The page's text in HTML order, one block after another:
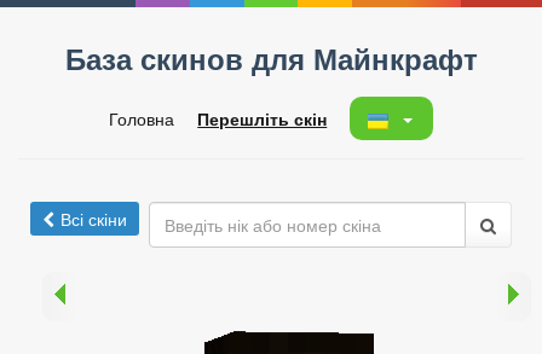
База скинов для Майнкрафт
Головна Перешліть скін
Всі скіни